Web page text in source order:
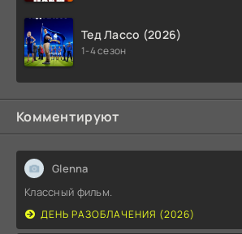
Тед Лассо (2026)
1-4 сезон
Комментируют
Glenna
Классный фильм.
ДЕНЬ РАЗОБЛАЧЕНИЯ (2026)